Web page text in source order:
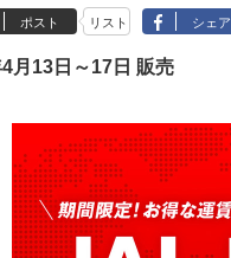
ポスト リスト シェア
月13日～17日 販売